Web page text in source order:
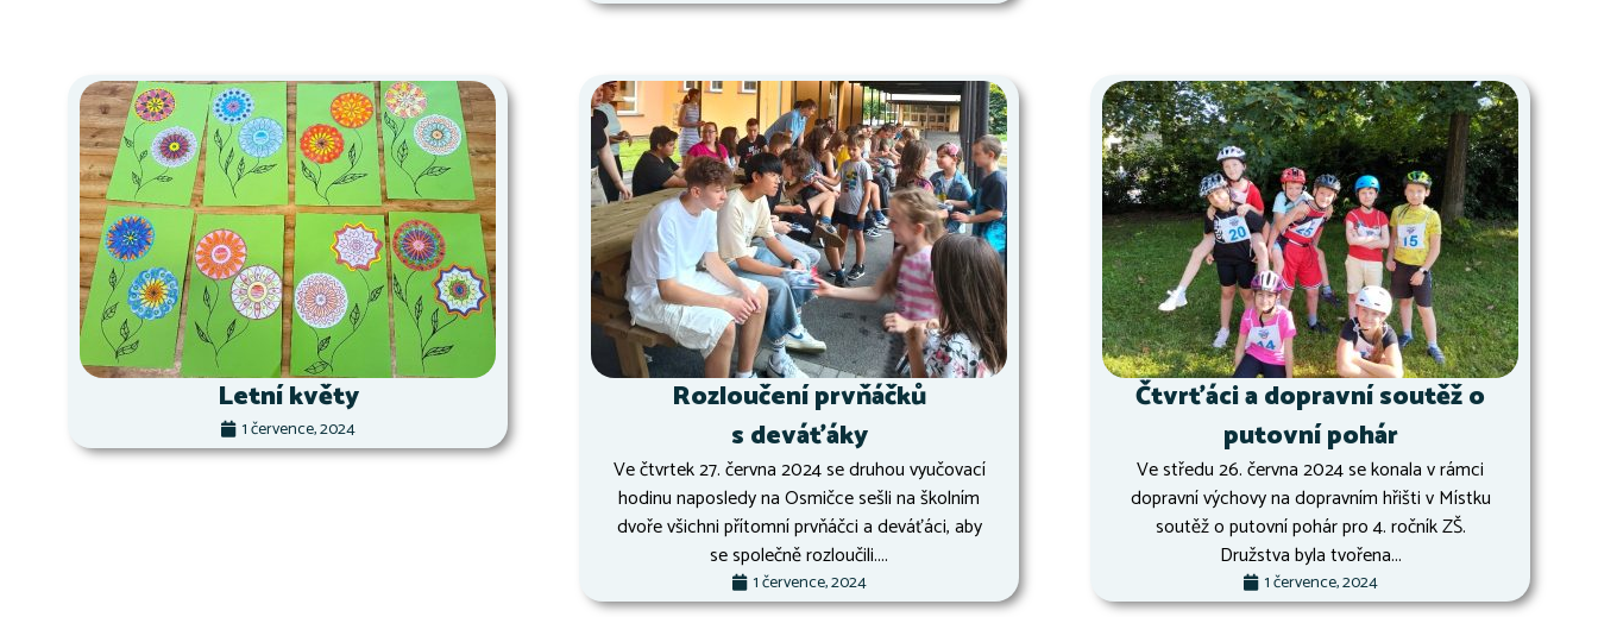
Letní květy
1 července, 2024
Rozloučení prvňáčků
s deváťáky
Ve čtvrtek 27. června 2024 se druhou vyučovací
hodinu naposledy na Osmičce sešli na školním
dvoře všichni přítomní prvňáčci a deváťáci, aby
se společně rozloučili....
1 července, 2024
Čtvrťáci a dopravní soutěž o
putovní pohár
Ve středu 26. června 2024 se konala v rámci
dopravní výchovy na dopravním hřišti v Místku
soutěž o putovní pohár pro 4. ročník ZŠ.
Družstva byla tvořena...
1 července, 2024